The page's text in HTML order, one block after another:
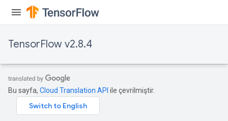
TensorFlow v2.8.4
Bu sayfa, Cloud Translation API ile çevrilmiştir.